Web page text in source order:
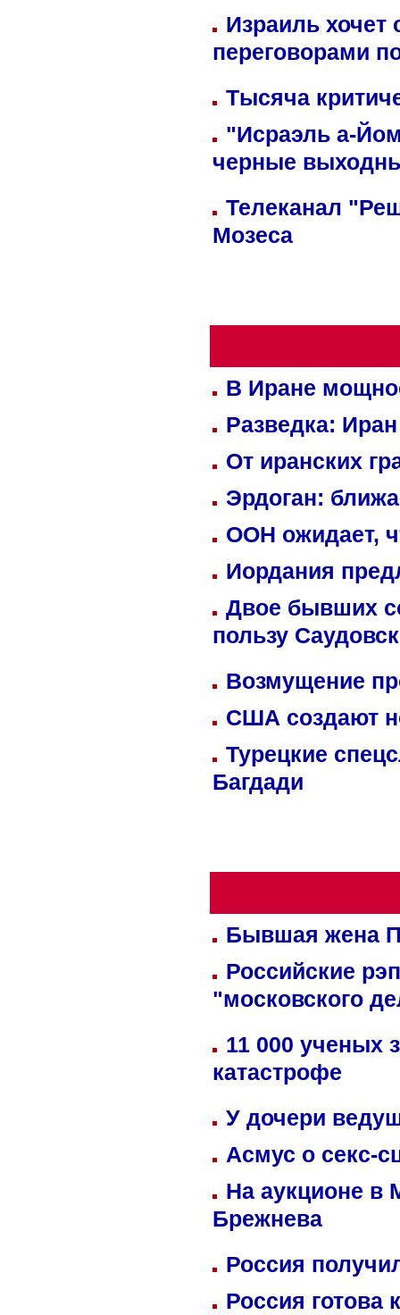
Израиль хочет
переговорами
Тысяча
"Исраэль а-
черные
Телеканал
Мозеса
В Иране
Разведка:
От иранских
Эрдоган:
ООН ожидает,
Иордания
Двое бывших
пользу
Возмущение
США создают
Турецкие
Багдади
Бывшая жена
Российские
"московского
11 000 ученых
катастрофе
У дочери
Асмус о секс-
На аукционе в
Брежнева
Россия
Россия готова